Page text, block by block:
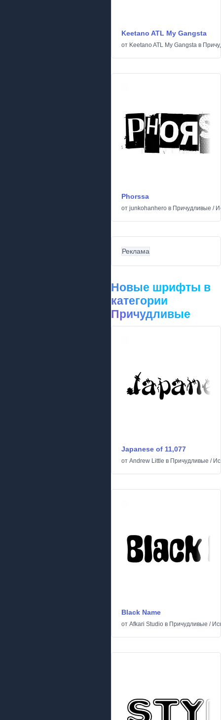
Keetano ATL My Gangsta
от Keetano ATL My Gangsta в
Phorssa
от junkohanhero в Причудливые /
Реклама
Новые шрифты в
категории
Причудливые
Japanese of 11,077
от Andrew Little в Причудливые /
Black Name
от Afkari Studio в Причудливые /